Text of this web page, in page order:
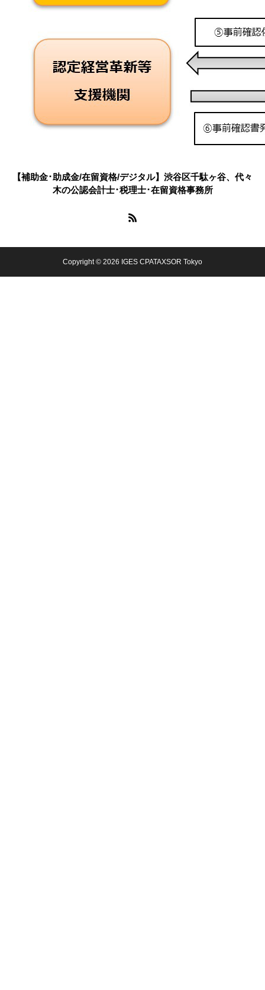
【補助金･助成金/在留資格/デジタル】渋谷区千駄ヶ谷、代々
木の公認会計士･税理士･在留資格事務所
Copyright © 2026 IGES CPATAXSOR Tokyo